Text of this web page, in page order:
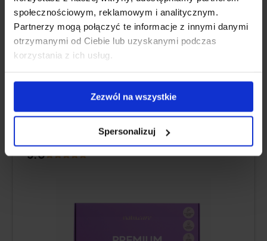
społecznościowym, reklamowym i analitycznym.
Partnerzy mogą połączyć te informacje z innymi danymi
otrzymanymi od Ciebie lub uzyskanymi podczas
korzystania z ich usług.
Zezwól na wszystkie
Spersonalizuj
Opinia użytkownika
SKŁAD
Natu.Care Kolagen Premium Shot
5.0